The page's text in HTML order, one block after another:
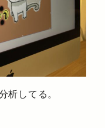
析してる。